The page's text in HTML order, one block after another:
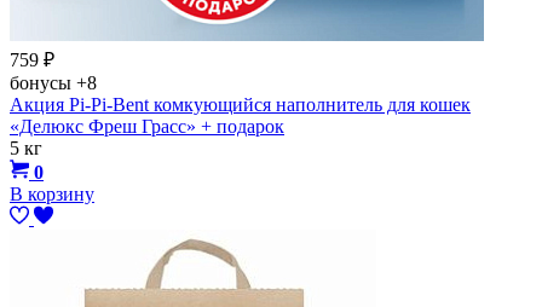
759 ₽
бонусы +8
Акция Pi-Pi-Bent комкующийся наполнитель для кошек
«Делюкс Фреш Грасс» + подарок
5 кг
0
В корзину